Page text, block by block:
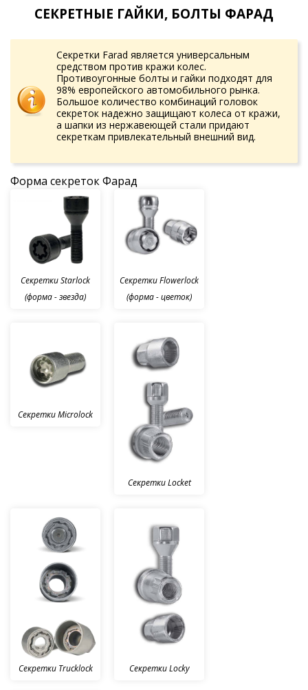
СЕКРЕТНЫЕ ГАЙКИ, БОЛТЫ ФАРАД
Секретки Farad является универсальным
средством против кражи колес.
Противоугонные болты и гайки подходят для
98% европейского автомобильного рынка.
Большое количество комбинаций головок
секреток надежно защищают колеса от кражи,
а шапки из нержавеющей стали придают
секреткам привлекательный внешний вид.
Форма секреток Фарад
Секретки Starlock
(форма - звезда)
Секретки Flowerlock
(форма - цветок)
Секретки Microlock
Секретки Locket
Секретки Trucklock Секретки Locky